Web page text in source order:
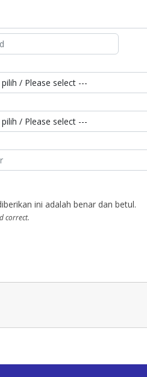
ini adalah benar dan betul.
correct.